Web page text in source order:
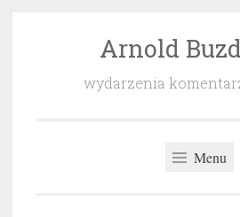
Arnold
wydarzenia
Menu